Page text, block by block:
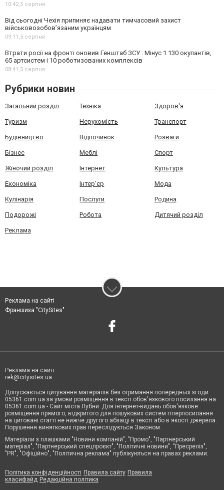
10:42,5 серпня
Від сьогодні Чехія припиняє надавати тимчасовий захист
військовозобов’язаним українцям
09:11,5 серпня
Втрати росії на фронті оновив Генштаб ЗСУ : Мінус 1 130 окупантів,
65 артсистем і 10 роботизованих комплексів
08:41,5 серпня
Рубрики новин
Загальний розділ Техніка Здоров'я
Туризм Нерухомість Транспорт
Будівництво Відпочинок Розваги
Бізнес Меблі Спорт
Жіночий розділ Інтернет Культура
Економіка Інтер'єр Мода
Кулінарія Послуги Родина
Подорожі Робота Дитячий розділ
Реклама
Реклама на сайті
Франшиза "CitySites"
Реклама на сайті
rek@citysites.ua
Допускається цитування матеріалів без отримання попередньої згоди
05361.com.ua за умови розміщення в тексті обов'язкового посилання на
05361.com.ua - Сайт міста Лубни. Для інтернет-видань обов'язкове
розміщення прямого, відкритого для пошукових систем гіперпосилання
на цитовані статті не нижче другого абзацу в тексті або в якості джерела.
Порушення виняткових прав переслідується Законом.
Матеріали з плашками "Новини компаній", "Промо", "Партнерський
матеріал", "Партнерський спецпроєкт", "Політичні новини", "Пресреліз",
"PR", "Офіційно", "Політична реклама" публікуються на правах реклами.
Політика конфіденційності Правила сайту Правила
класифайд Редакційна політика